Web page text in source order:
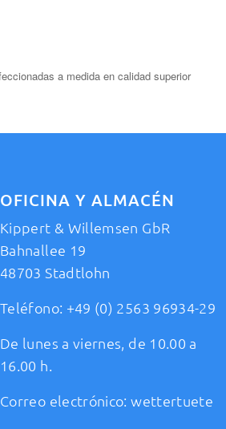
a medida en calidad superior
OFICINA Y ALMACÉN
Kippert & Willemsen GbR
Bahnallee 19
48703 Stadtlohn
Teléfono: +49 (0) 2563 96934-29
De lunes a viernes, de 10.00 a
16.00 h.
Correo electrónico:wettertuete